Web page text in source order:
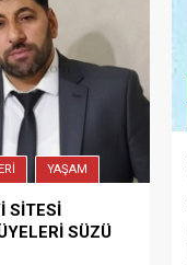
YAŞAM
SİTESİ
SÜZÜ